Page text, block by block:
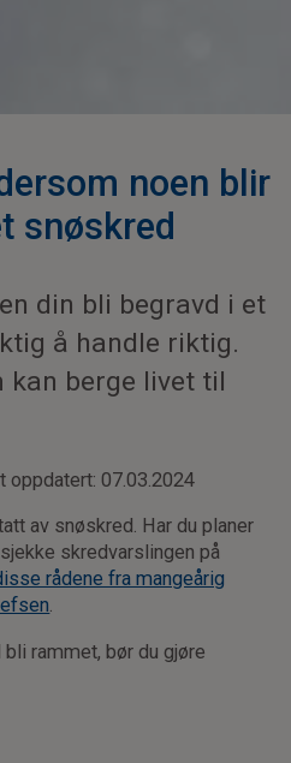
noen blir
snøskred
din bli begravd i et
å handle riktig.
kan berge livet til
oppdatert: 07.03.2024
av snøskred. Har du planer
skredvarslingen på
rådene fra mangeårig
.
rammet, bør du gjøre